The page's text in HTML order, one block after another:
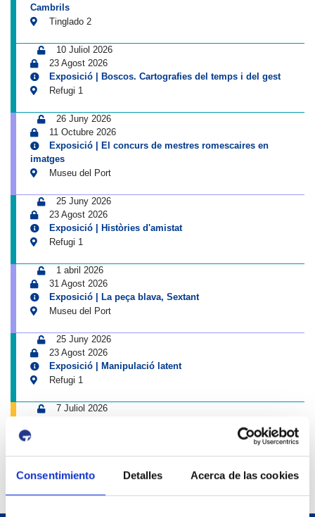
Consentimiento Detalles Acerca de las cookies
Cambrils
Tinglado 2
10 Juliol 2026
23 Agost 2026
Exposició | Boscos. Cartografies del temps i del gest
Refugi 1
26 Juny 2026
11 Octubre 2026
Exposició | El concurs de mestres romescaires en
imatges
Museu del Port
25 Juny 2026
23 Agost 2026
Exposició | Històries d'amistat
Refugi 1
1 abril 2026
31 Agost 2026
Exposició | La peça blava, Sextant
Museu del Port
25 Juny 2026
23 Agost 2026
Exposició | Manipulació latent
Refugi 1
7 Juliol 2026